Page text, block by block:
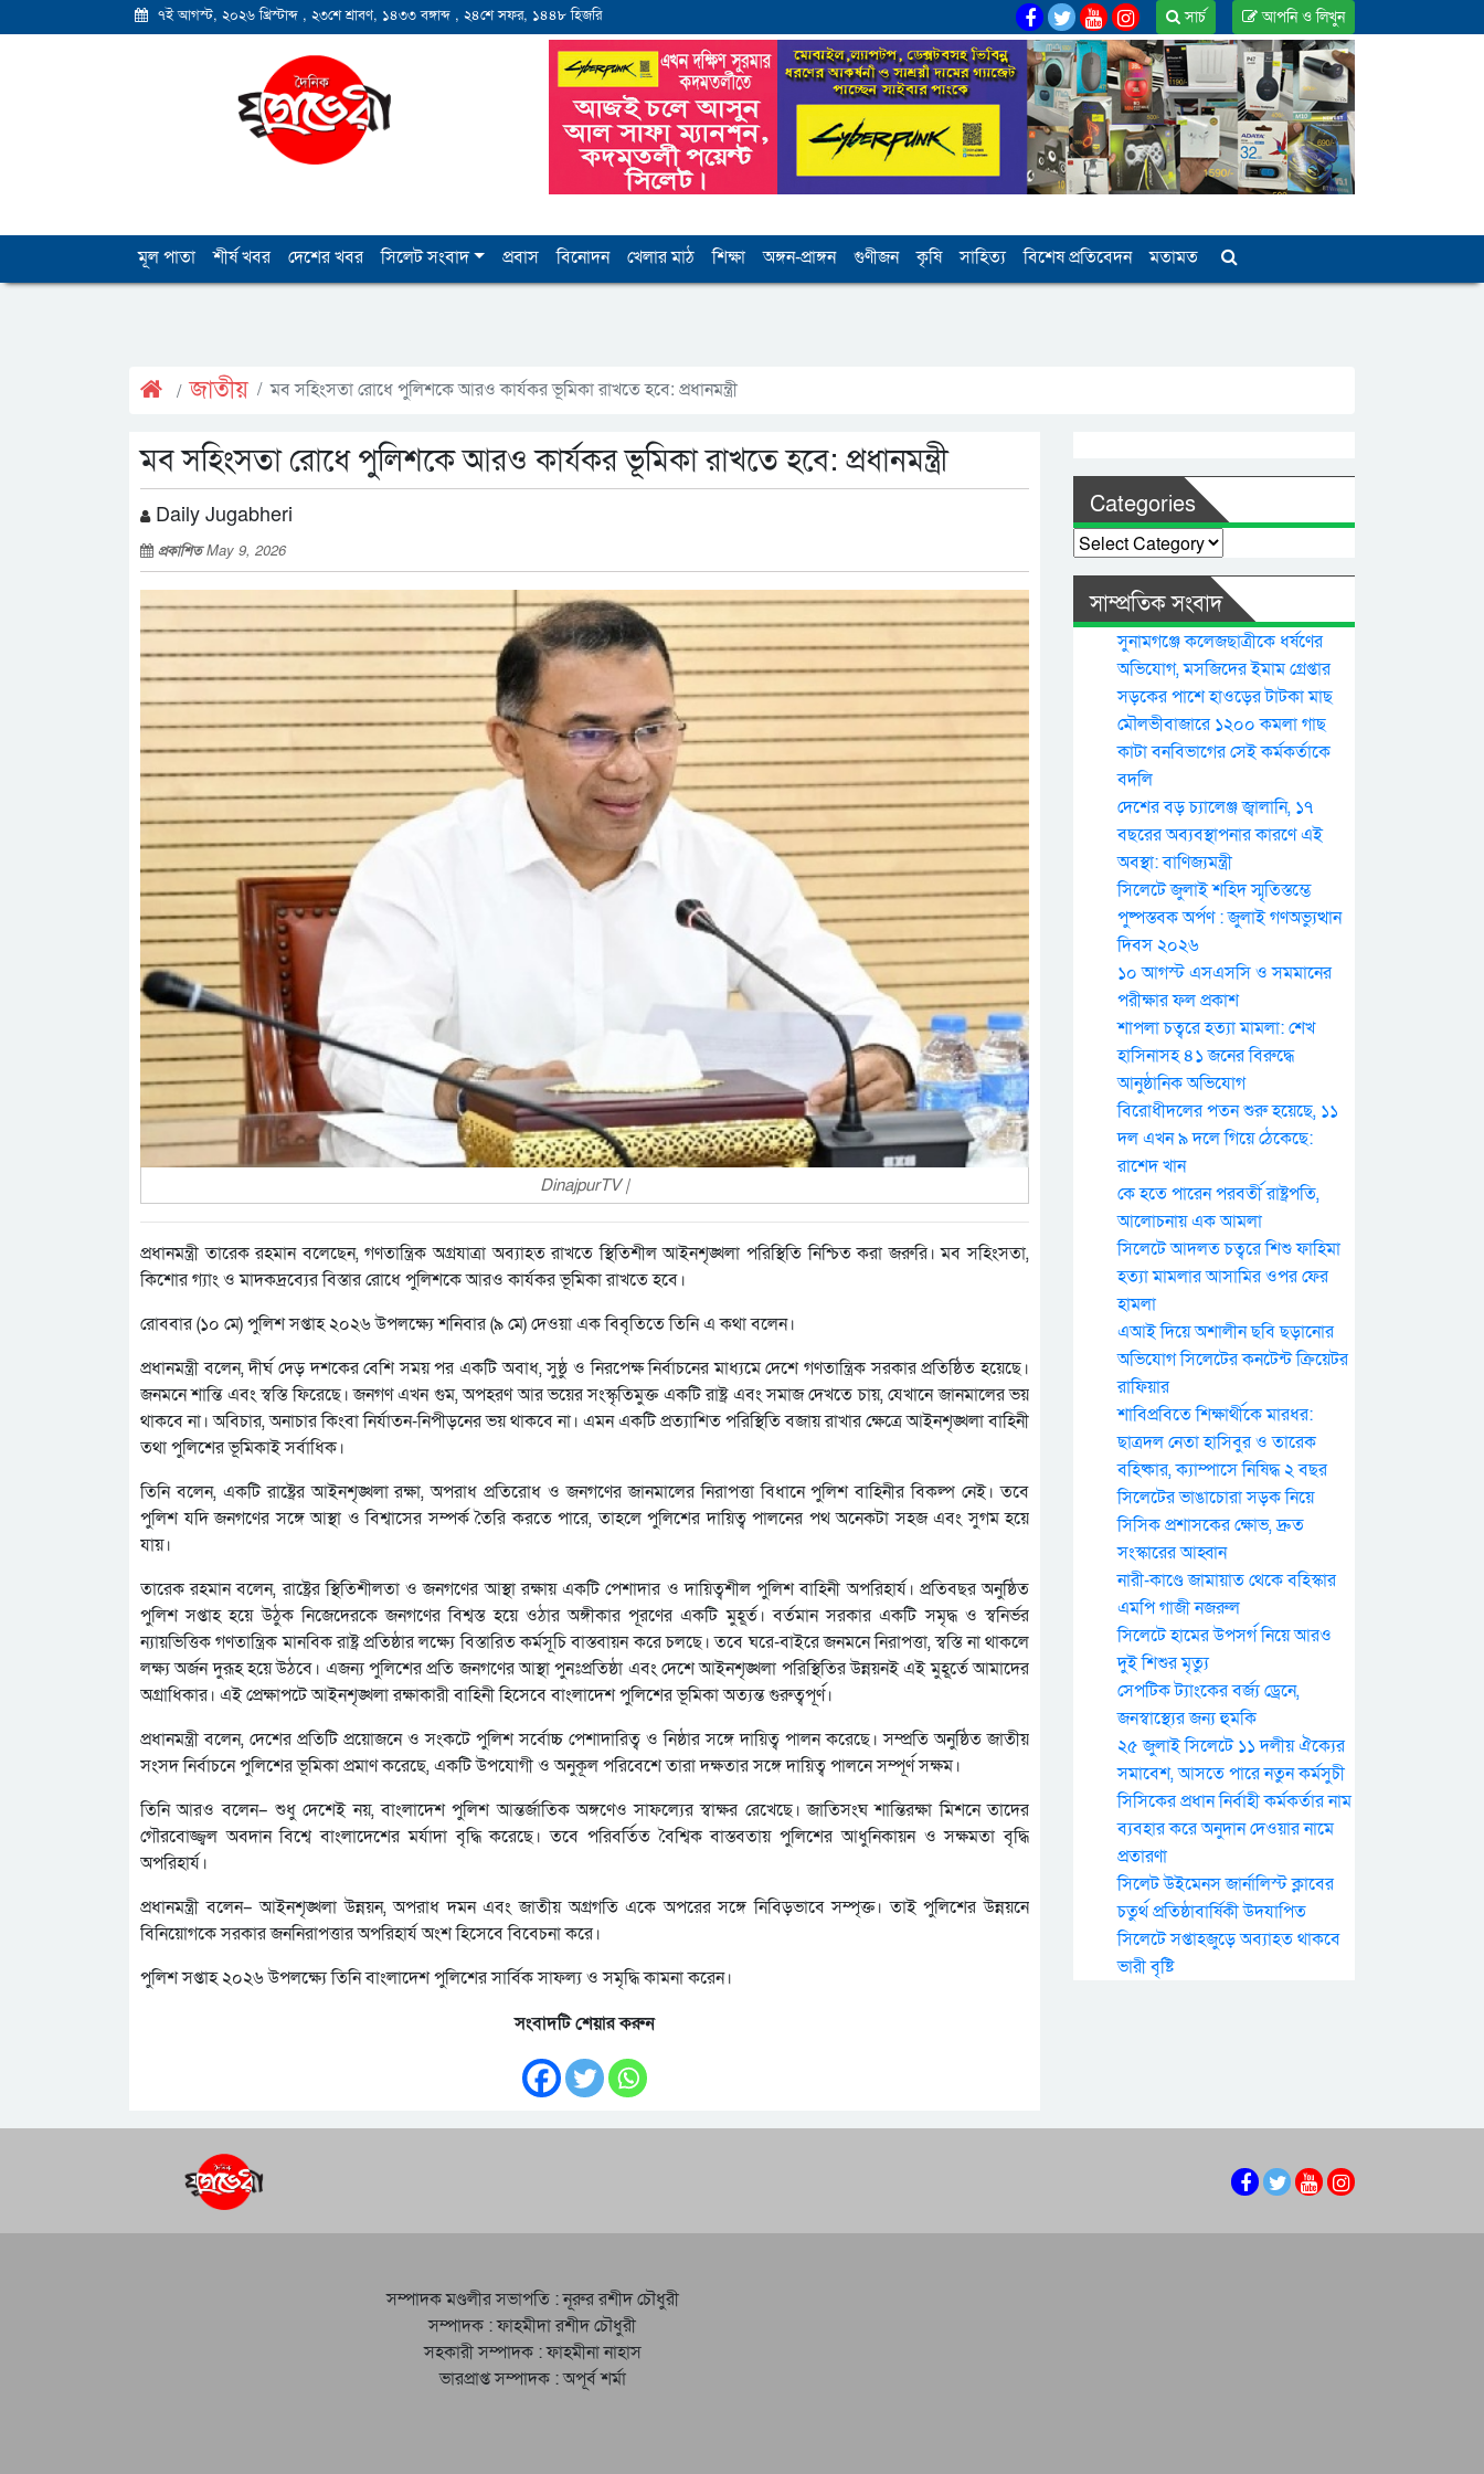
৭ই আগস্ট, ২০২৬ খ্রিস্টাব্দ , ২৩শে শ্রাবণ, ১৪৩৩ বঙ্গাব্দ , ২৪শে সফর, ১৪৪৮ হিজরি আপনি ও লিখুন
সার্চ
মূল পাতা শীর্ষ খবর দেশের খবর সিলেট সংবাদ প্রবাস বিনোদন খেলার মাঠ শিক্ষা অঙ্গন-প্রাঙ্গন গুণীজন কৃষি সাহিত্য বিশেষ প্রতিবেদন মতামত
জাতীয় মব সহিংসতা রোধে পুলিশকে আরও কার্যকর ভূমিকা রাখতে হবে: প্রধানমন্ত্রী
মব সহিংসতা রোধে পুলিশকে আরও কার্যকর ভূমিকা রাখতে হবে: প্রধানমন্ত্রী
Daily Jugabheri
প্রকাশিতMay 9, 2026
DinajpurTV |
প্রধানমন্ত্রী তারেক রহমান বলেছেন, গণতান্ত্রিক অগ্রযাত্রা অব্যাহত রাখতে স্থিতিশীল আইনশৃঙ্খলা পরিস্থিতি নিশ্চিত করা জরুরি। মব সহিংসতা,
কিশোর গ্যাং ও মাদকদ্রব্যের বিস্তার রোধে পুলিশকে আরও কার্যকর ভূমিকা রাখতে হবে।
রোববার (১০ মে) পুলিশ সপ্তাহ ২০২৬ উপলক্ষ্যে শনিবার (৯ মে) দেওয়া এক বিবৃতিতে তিনি এ কথা বলেন।
প্রধানমন্ত্রী বলেন, দীর্ঘ দেড় দশকের বেশি সময় পর একটি অবাধ, সুষ্ঠু ও নিরপেক্ষ নির্বাচনের মাধ্যমে দেশে গণতান্ত্রিক সরকার প্রতিষ্ঠিত হয়েছে।
জনমনে শান্তি এবং স্বস্তি ফিরেছে। জনগণ এখন গুম, অপহরণ আর ভয়ের সংস্কৃতিমুক্ত একটি রাষ্ট্র এবং সমাজ দেখতে চায়, যেখানে জানমালের ভয়
থাকবে না। অবিচার, অনাচার কিংবা নির্যাতন-নিপীড়নের ভয় থাকবে না। এমন একটি প্রত্যাশিত পরিস্থিতি বজায় রাখার ক্ষেত্রে আইনশৃঙ্খলা বাহিনী
তথা পুলিশের ভূমিকাই সর্বাধিক।
তিনি বলেন, একটি রাষ্ট্রের আইনশৃঙ্খলা রক্ষা, অপরাধ প্রতিরোধ ও জনগণের জানমালের নিরাপত্তা বিধানে পুলিশ বাহিনীর বিকল্প নেই। তবে
পুলিশ যদি জনগণের সঙ্গে আস্থা ও বিশ্বাসের সম্পর্ক তৈরি করতে পারে, তাহলে পুলিশের দায়িত্ব পালনের পথ অনেকটা সহজ এবং সুগম হয়ে
যায়।
তারেক রহমান বলেন, রাষ্ট্রের স্থিতিশীলতা ও জনগণের আস্থা রক্ষায় একটি পেশাদার ও দায়িত্বশীল পুলিশ বাহিনী অপরিহার্য। প্রতিবছর অনুষ্ঠিত
পুলিশ সপ্তাহ হয়ে উঠুক নিজেদেরকে জনগণের বিশ্বস্ত হয়ে ওঠার অঙ্গীকার পূরণের একটি মুহূর্ত। বর্তমান সরকার একটি সমৃদ্ধ ও স্বনির্ভর
ন্যায়ভিত্তিক গণতান্ত্রিক মানবিক রাষ্ট্র প্রতিষ্ঠার লক্ষ্যে বিস্তারিত কর্মসূচি বাস্তবায়ন করে চলছে। তবে ঘরে-বাইরে জনমনে নিরাপত্তা, স্বস্তি না থাকলে
লক্ষ্য অর্জন দুরূহ হয়ে উঠবে। এজন্য পুলিশের প্রতি জনগণের আস্থা পুনঃপ্রতিষ্ঠা এবং দেশে আইনশৃঙ্খলা পরিস্থিতির উন্নয়নই এই মুহূর্তে আমাদের
অগ্রাধিকার। এই প্রেক্ষাপটে আইনশৃঙ্খলা রক্ষাকারী বাহিনী হিসেবে বাংলাদেশ পুলিশের ভূমিকা অত্যন্ত গুরুত্বপূর্ণ।
প্রধানমন্ত্রী বলেন, দেশের প্রতিটি প্রয়োজনে ও সংকটে পুলিশ সর্বোচ্চ পেশাদারিত্ব ও নিষ্ঠার সঙ্গে দায়িত্ব পালন করেছে। সম্প্রতি অনুষ্ঠিত জাতীয়
সংসদ নির্বাচনে পুলিশের ভূমিকা প্রমাণ করেছে, একটি উপযোগী ও অনুকূল পরিবেশে তারা দক্ষতার সঙ্গে দায়িত্ব পালনে সম্পূর্ণ সক্ষম।
তিনি আরও বলেন– শুধু দেশেই নয়, বাংলাদেশ পুলিশ আন্তর্জাতিক অঙ্গণেও সাফল্যের স্বাক্ষর রেখেছে। জাতিসংঘ শান্তিরক্ষা মিশনে তাদের
গৌরবোজ্জ্বল অবদান বিশ্বে বাংলাদেশের মর্যাদা বৃদ্ধি করেছে। তবে পরিবর্তিত বৈশ্বিক বাস্তবতায় পুলিশের আধুনিকায়ন ও সক্ষমতা বৃদ্ধি
অপরিহার্য।
প্রধানমন্ত্রী বলেন– আইনশৃঙ্খলা উন্নয়ন, অপরাধ দমন এবং জাতীয় অগ্রগতি একে অপরের সঙ্গে নিবিড়ভাবে সম্পৃক্ত। তাই পুলিশের উন্নয়নে
বিনিয়োগকে সরকার জননিরাপত্তার অপরিহার্য অংশ হিসেবে বিবেচনা করে।
পুলিশ সপ্তাহ ২০২৬ উপলক্ষ্যে তিনি বাংলাদেশ পুলিশের সার্বিক সাফল্য ও সমৃদ্ধি কামনা করেন।
সংবাদটি শেয়ার করুন
Categories
Categories
সাম্প্রতিক সংবাদ
সুনামগঞ্জে কলেজছাত্রীকে ধর্ষণের
অভিযোগ, মসজিদের ইমাম গ্রেপ্তার
সড়কের পাশে হাওড়ের টাটকা মাছ
মৌলভীবাজারে ১২০০ কমলা গাছ
কাটা বনবিভাগের সেই কর্মকর্তাকে
বদলি
দেশের বড় চ্যালেঞ্জ জ্বালানি, ১৭
বছরের অব্যবস্থাপনার কারণে এই
অবস্থা: বাণিজ্যমন্ত্রী
সিলেটে জুলাই শহিদ স্মৃতিস্তম্ভে
পুষ্পস্তবক অর্পণ : জুলাই গণঅভ্যুত্থান
দিবস ২০২৬
১০ আগস্ট এসএসসি ও সমমানের
পরীক্ষার ফল প্রকাশ
শাপলা চত্বরে হত্যা মামলা: শেখ
হাসিনাসহ ৪১ জনের বিরুদ্ধে
আনুষ্ঠানিক অভিযোগ
বিরোধীদলের পতন শুরু হয়েছে, ১১
দল এখন ৯ দলে গিয়ে ঠেকেছে:
রাশেদ খান
কে হতে পারেন পরবর্তী রাষ্ট্রপতি,
আলোচনায় এক আমলা
সিলেটে আদলত চত্বরে শিশু ফাহিমা
হত্যা মামলার আসামির ওপর ফের
হামলা
এআই দিয়ে অশালীন ছবি ছড়ানোর
অভিযোগ সিলেটের কনটেন্ট ক্রিয়েটর
রাফিয়ার
শাবিপ্রবিতে শিক্ষার্থীকে মারধর:
ছাত্রদল নেতা হাসিবুর ও তারেক
বহিষ্কার, ক্যাম্পাসে নিষিদ্ধ ২ বছর
সিলেটের ভাঙাচোরা সড়ক নিয়ে
সিসিক প্রশাসকের ক্ষোভ, দ্রুত
সংস্কারের আহ্বান
নারী-কাণ্ডে জামায়াত থেকে বহিস্কার
এমপি গাজী নজরুল
সিলেটে হামের উপসর্গ নিয়ে আরও
দুই শিশুর মৃত্যু
সেপটিক ট্যাংকের বর্জ্য ড্রেনে,
জনস্বাস্থ্যের জন্য হুমকি
২৫ জুলাই সিলেটে ১১ দলীয় ঐক্যের
সমাবেশ, আসতে পারে নতুন কর্মসুচী
সিসিকের প্রধান নির্বাহী কর্মকর্তার নাম
ব্যবহার করে অনুদান দেওয়ার নামে
প্রতারণা
সিলেট উইমেনস জার্নালিস্ট ক্লাবের
চতুর্থ প্রতিষ্ঠাবার্ষিকী উদযাপিত
সিলেটে সপ্তাহজুড়ে অব্যাহত থাকবে
ভারী বৃষ্টি
সম্পাদক মণ্ডলীর সভাপতি : নূরুর রশীদ চৌধুরী
সম্পাদক : ফাহমীদা রশীদ চৌধুরী
সহকারী সম্পাদক : ফাহমীনা নাহাস
ভারপ্রাপ্ত সম্পাদক : অপূর্ব শর্মা